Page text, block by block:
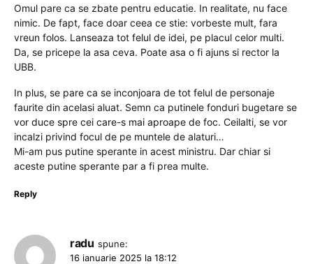
Omul pare ca se zbate pentru educatie. In realitate, nu face
nimic. De fapt, face doar ceea ce stie: vorbeste mult, fara
vreun folos. Lanseaza tot felul de idei, pe placul celor multi.
Da, se pricepe la asa ceva. Poate asa o fi ajuns si rector la
UBB.
In plus, se pare ca se inconjoara de tot felul de personaje
faurite din acelasi aluat. Semn ca putinele fonduri bugetare se
vor duce spre cei care-s mai aproape de foc. Ceilalti, se vor
incalzi privind focul de pe muntele de alaturi…
Mi-am pus putine sperante in acest ministru. Dar chiar si
aceste putine sperante par a fi prea multe.
Reply
radu spune:
16 ianuarie 2025 la 18:12